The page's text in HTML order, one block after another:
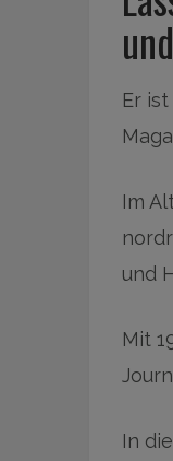
Er
Im
und
Mit
In